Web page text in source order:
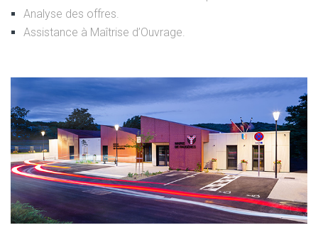
Analyse des offres.
Assistance à Maîtrise d’Ouvrage.